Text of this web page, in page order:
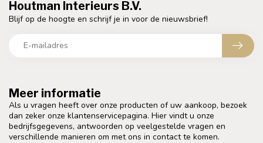
Meer informatie
Als u vragen heeft over onze producten of uw aankoop, bezoek
dan zeker onze klantenservicepagina. Hier vindt u onze
bedrijfsgegevens, antwoorden op veelgestelde vragen en
verschillende manieren om met ons in contact te komen.
Houtman Interieurs B.V.
Blijf op de hoogte en schrijf je in voor de nieuwsbrief!